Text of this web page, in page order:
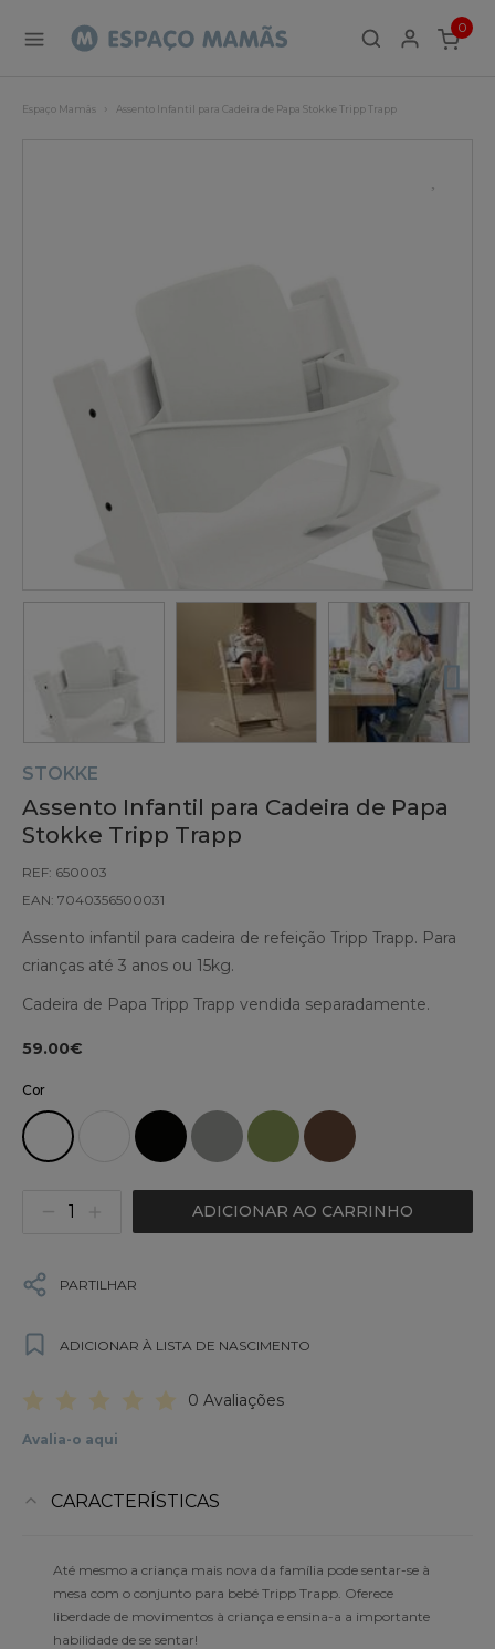
0
ITEMS
Espaço Mamãs Assento Infantil para Cadeira de Papa Stokke Tripp Trapp
STOKKE
Assento Infantil para Cadeira de Papa
Stokke Tripp Trapp
REF: 650003
EAN: 7040356500031
Assento infantil para cadeira de refeição Tripp Trapp. Para
crianças até 3 anos ou 15kg.
Cadeira de Papa Tripp Trapp vendida separadamente.
59.00€
Cor
ADICIONAR AO CARRINHO
PARTILHAR
ADICIONAR À LISTA DE NASCIMENTO
0 Avaliações
Avalia-o aqui
CARACTERÍSTICAS
Até mesmo a criança mais nova da família pode sentar-se à
mesa com o conjunto para bebé Tripp Trapp. Oferece
liberdade de movimentos à criança e ensina-a a importante
habilidade de se sentar!